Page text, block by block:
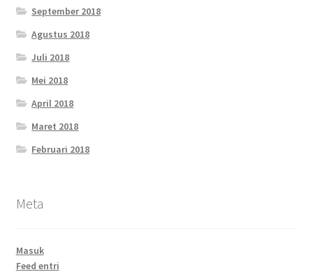
September 2018
Agustus 2018
Juli 2018
Mei 2018
April 2018
Maret 2018
Februari 2018
Meta
Masuk
Feed entri